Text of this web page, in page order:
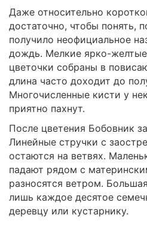
Даже относительно
достаточно, чтобы понять,
получило неофициальное
дождь. Мелкие ярко-
цветочки собраны в
длина часто доходит до
Многочисленные кисти у
приятно пахнут.
После цветения Бобовник
Линейные стручки с
остаются на ветвях.
падают рядом с
разносятся ветром.
лишь каждое десятое
деревцу или кустарнику.